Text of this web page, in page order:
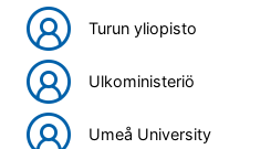
Turun yliopisto
Ulkoministeriö
Umeå University